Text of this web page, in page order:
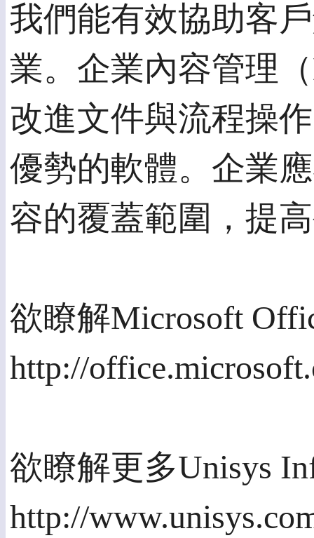
我們能有效協助客
業。企業內容管理（
改進文件與流程操
優勢的軟體。企業
容的覆蓋範圍，提
欲瞭解Microsoft
http://
欲瞭解更多Unisys
http://